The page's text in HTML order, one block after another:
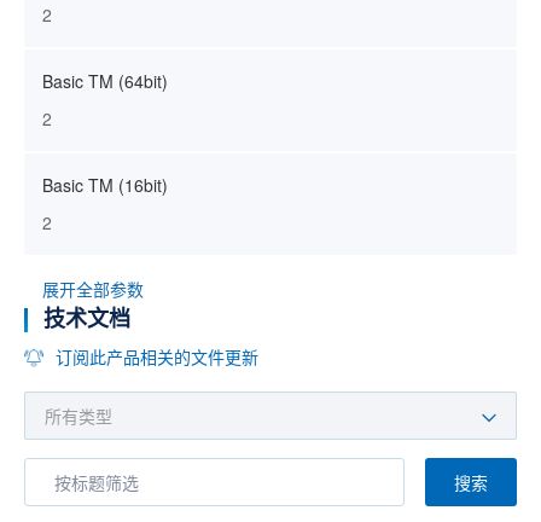
2
Basic TM (64bit)
2
Basic TM (16bit)
2
展开全部参数
技术文档
订阅此产品相关的文件更新
搜索